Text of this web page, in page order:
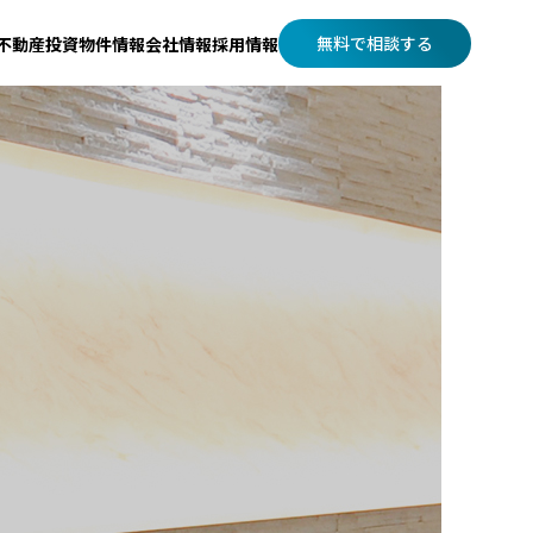
動産投資物件情報会社情報採用情報 無料で相談する